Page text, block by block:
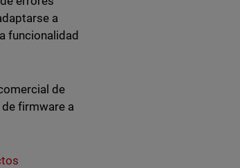
a
funcionalidad
de
firmware a